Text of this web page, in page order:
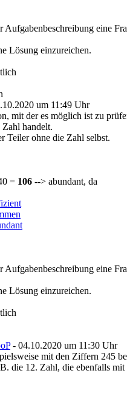
eine
Lösung einzureichen.
um 11:49 Uhr
mit der es möglich ist zu
handelt.
Teiler ohne die Zahl selbst.
= 106 --> abundant, da
eine
Lösung einzureichen.
- 04.10.2020 um 11:30 Uhr
mit den Ziffern 245
die 12. Zahl, die ebenfalls mit